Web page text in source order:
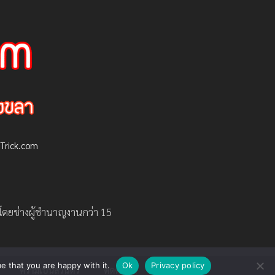
ยช่างผู้ชำนาญงานกว่า 15
ความเป็นส่วนตัว ติดต่อเรา
that you are happy with it. Ok Privacy policy